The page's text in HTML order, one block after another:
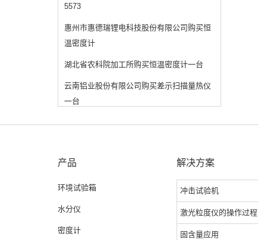
5573
惠州市惠德瑞锂电科技股份有限公司购买恒
温密度计
湖北省农科院加工所购买恒温密度计一台
云南铝业股份有限公司购买差示扫描量热仪
一台
产品
环境试验箱
水分仪
密度计
解决方案
冲击试验机
激光粒度仪的操作过程
固含量应用